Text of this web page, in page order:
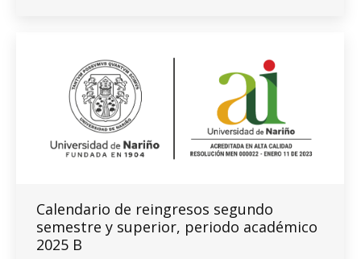
Calendario de reingresos segundo
semestre y superior, periodo académico
2025 B